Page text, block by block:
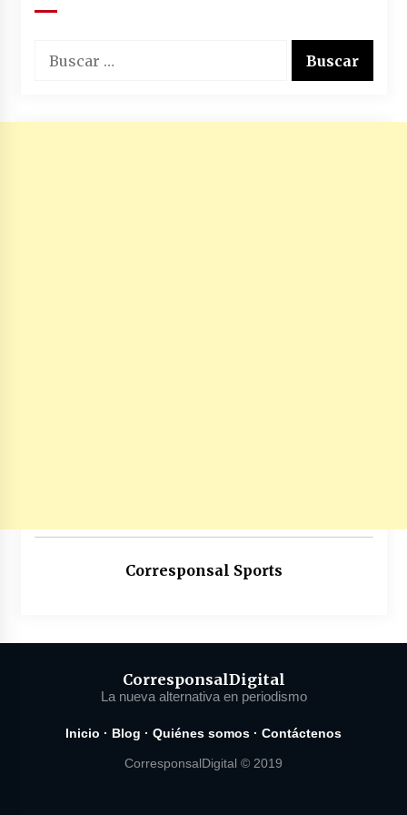
Corresponsal Sports
CorresponsalDigital
La nueva alternativa en periodismo
Inicio · Blog · Quiénes somos · Contáctenos
CorresponsalDigital © 2019